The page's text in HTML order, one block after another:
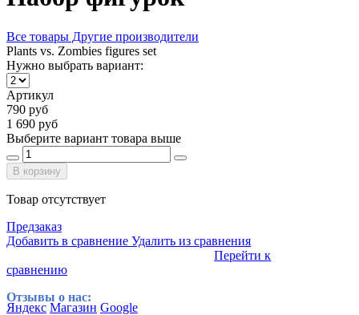
Все товары Другие производители
Plants vs. Zombies figures set
Нужно выбрать вариант:
Артикул
790 руб
1 690 руб
Выберите вариант товара выше
В корзину
Товар отсутствует
Предзаказ
Добавить в сравнение Удалить из сравнения
Перейти к
сравнению
Отзывы о нас:
Яндекс Магазин Google